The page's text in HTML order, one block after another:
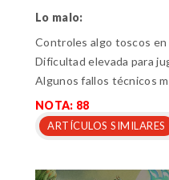
Lo malo:
Controles algo toscos en
Dificultad elevada para
Algunos fallos técnicos
NOTA: 88
ARTÍCULOS SIMILARES